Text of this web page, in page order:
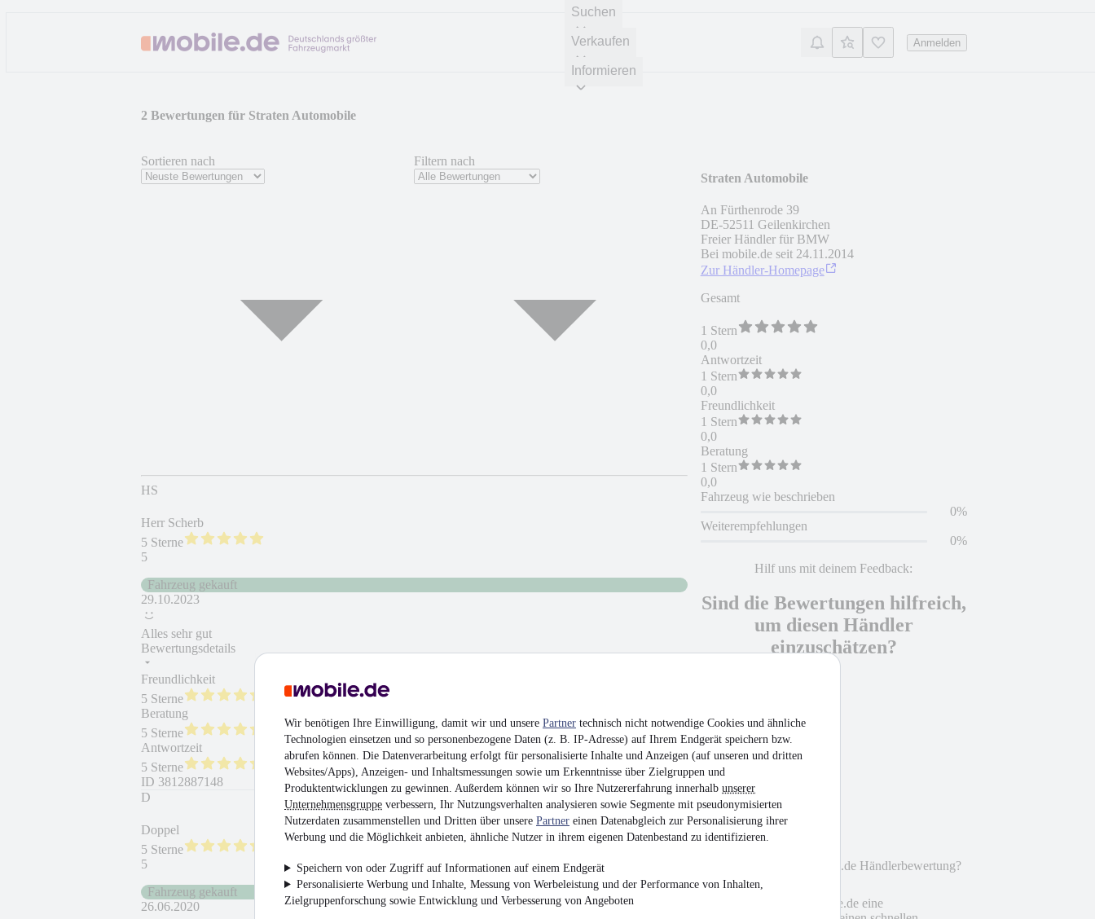
Wir benötigen Ihre Einwilligung, damit wir und unsere Partner technisch nicht notwendige Cookies und ähnliche
Technologien einsetzen und so personenbezogene Daten (z. B. IP-Adresse) auf Ihrem Endgerät speichern bzw.
abrufen können. Die Datenverarbeitung erfolgt für personalisierte Inhalte und Anzeigen (auf unseren und dritten
Websites/Apps), Anzeigen- und Inhaltsmessungen sowie um Erkenntnisse über Zielgruppen und
Produktentwicklungen zu gewinnen. Außerdem können wir so Ihre Nutzererfahrung innerhalb unserer
Unternehmensgruppe verbessern, Ihr Nutzungsverhalten analysieren sowie Segmente mit pseudonymisierten
Nutzerdaten zusammenstellen und Dritten über unsere Partner einen Datenabgleich zur Personalisierung ihrer
Werbung und die Möglichkeit anbieten, ähnliche Nutzer in ihrem eigenen Datenbestand zu identifizieren.
Speichern von oder Zugriff auf Informationen auf einem Endgerät
Personalisierte Werbung und Inhalte, Messung von Werbeleistung und der Performance von Inhalten,
Zielgruppenforschung sowie Entwicklung und Verbesserung von Angeboten
Suchen
Verkaufen
Informieren
Anmelden
2 Bewertungen für Straten Automobile
Sortieren nach Filtern nach
HS
Herr Scherb
5 Sterne
5
Fahrzeug gekauft
29.10.2023
Alles sehr gut
Bewertungsdetails
Freundlichkeit
5 Sterne
Beratung
5 Sterne
Antwortzeit
5 Sterne
Weiterempfehlungen
ID 3812887148
D
Doppel
5 Sterne
5
Fahrzeug gekauft
26.06.2020
Straten Automobile
An Fürthenrode 39
DE-52511 Geilenkirchen
Freier Händler für BMW
Bei mobile.de seit 24.11.2014
Zur Händler-Homepage
Gesamt
1 Stern
0,0
Antwortzeit
1 Stern
0,0
Freundlichkeit
1 Stern
0,0
Beratung
1 Stern
0,0
Fahrzeug wie beschrieben
0%
Weiterempfehlungen
0%
Hilf uns mit deinem Feedback:
Sind die Bewertungen hilfreich,
um diesen Händler
einzuschätzen?
Nicht hilfreich
Neutral
Hilfreich
Wie funktioniert die mobile.de Händlerbewertung?
Ab sofort gibt es bei mobile.de eine